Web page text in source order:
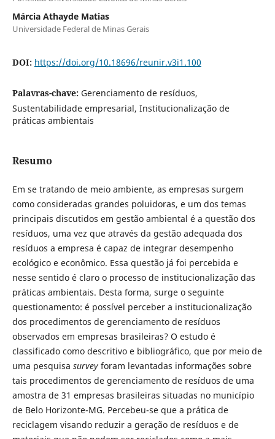
Márcia Athayde Matias
Universidade Federal de Minas Gerais
DOI: https://doi.org/10.18696/reunir.v3i1.100
Palavras-chave: Gerenciamento de resíduos,
Sustentabilidade empresarial, Institucionalização de
práticas ambientais
Resumo
Em se tratando de meio ambiente, as empresas surgem
como consideradas grandes poluidoras, e um dos temas
principais discutidos em gestão ambiental é a questão dos
resíduos, uma vez que através da gestão adequada dos
resíduos a empresa é capaz de integrar desempenho
ecológico e econômico. Essa questão já foi percebida e
nesse sentido é claro o processo de institucionalização das
práticas ambientais. Desta forma, surge o seguinte
questionamento: é possível perceber a institucionalização
dos procedimentos de gerenciamento de resíduos
observados em empresas brasileiras? O estudo é
classificado como descritivo e bibliográfico, que por meio de
uma pesquisa surveyforam levantadas informações sobre
tais procedimentos de gerenciamento de resíduos de uma
amostra de 31 empresas brasileiras situadas no município
de Belo Horizonte-MG. Percebeu-se que a prática de
reciclagem visando reduzir a geração de resíduos e de